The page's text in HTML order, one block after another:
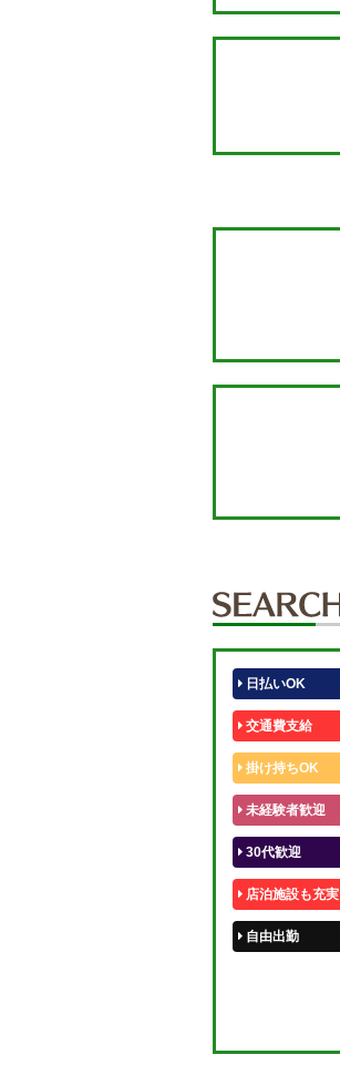
日払いOK
交通費支給
掛け持ちOK
未経験者歓迎
30代歓迎
店泊施設も充実
自由出勤